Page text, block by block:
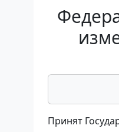
Принят